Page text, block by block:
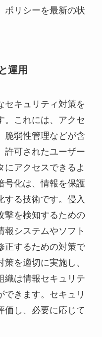
ポリシーを最新の状
運用
セキュリティ対策を
。これには、アクセ
脆弱性管理などが含
許可されたユーザー
にアクセスできるよ
号化は、情報を保護
する技術です。侵入
撃を検知するための
報システムやソフト
正するための対策で
を適切に実施し、
織は情報セキュリテ
できます。セキュリ
価し、必要に応じて